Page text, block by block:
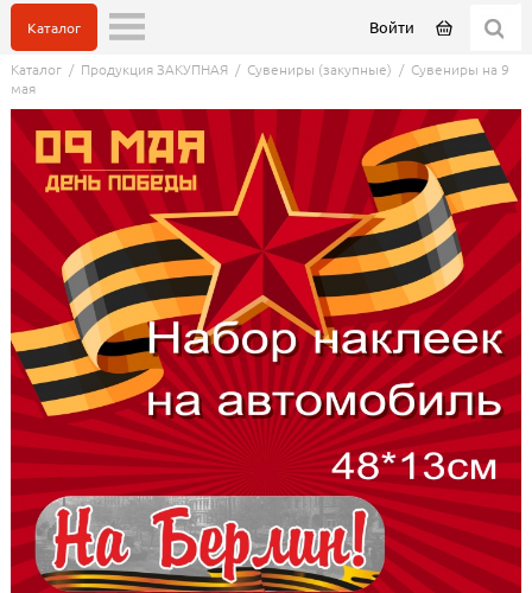
Войти
Каталог
Каталог/ Продукция ЗАКУПНАЯ/ Сувениры (закупные) / Сувениры на 9
мая